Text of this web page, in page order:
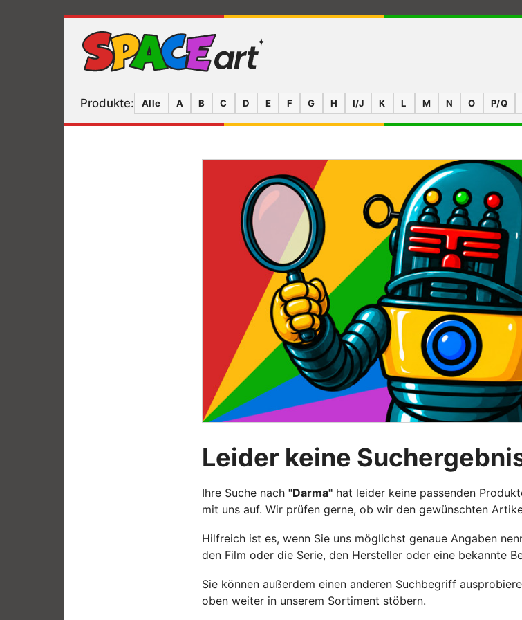
Produkte: Alle A B C D E F G H I/J K L M N O P/Q
Leider keine
Ihre Suche nach "Darma" hat leider keine passenden
mit uns auf. Wir prüfen gerne, ob wir den gewünschten
Hilfreich ist es, wenn Sie uns möglichst genaue Angaben
den Film oder die Serie, den Hersteller oder eine bekannte
Sie können außerdem einen anderen Suchbegriff
oben weiter in unserem Sortiment stöbern.